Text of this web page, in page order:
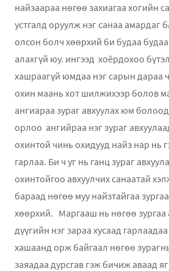
найзаараа нөгөө захиагаа хогийн
устгалд оруулж нэг санаа амардаг
олсон болч хөөрхий би будаа
алахгүй юу. ингээд хоёрдохоо
хашраагүй юмдаа нэг сарын дараа
охин маань хот шилжихээр болов
ангиараа зураг авхуулах юм
орлоо ангийраа нэг зураг
охинтой чинь охидууд найз нар нь
гарлаа. Би ч уг нь ганц зураг
охинтойгоо авхуулчих санаатай
бараад нөгөө муу найзтайгаа
хөөрхий. Маргааш нь нөгөө зургаа
дүүгийн нэг зараа хусаад
хашаанд орж байгаал нөгөө
заяадаа дурсгав гэж бичиж аваад